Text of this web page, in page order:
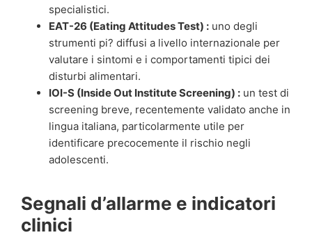
specialistici.
EAT-26 (Eating Attitudes Test) : uno degli
strumenti pi? diffusi a livello internazionale per
valutare i sintomi e i comportamenti tipici dei
disturbi alimentari.
IOI-S (Inside Out Institute Screening) : un test di
screening breve, recentemente validato anche in
lingua italiana, particolarmente utile per
identificare precocemente il rischio negli
adolescenti.
Segnali d’allarme e indicatori
clinici